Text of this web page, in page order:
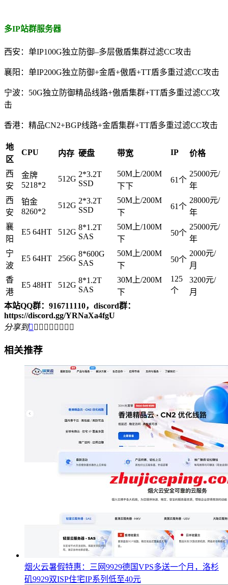
多IP站群服务器
西安：单IP100G独立防御–多层傲盾集群过滤CC攻击
襄阳：单IP200G独立防御+金盾+傲盾+TT盾多重过滤CC攻击
宁波：50G独立防御精品线路+傲盾集群+TT盾多重过滤CC攻
击
香港：精品CN2+BGP线路+金盾集群+TT盾多重过滤CC攻击
地
区
CPU 内存 硬盘 带宽 IP 价格
西
安
金牌
5218*2
512G
2*3.2T
SSD
50M上/200M
下下
61个
25000元/
年
西
安
铂金
8260*2
512G
2*3.2T
SSD
50M上/200M
下
61个
28000元/
年
襄
阳
E5 64HT 512G
8*1.2T
SAS
50M上/100M
下
50个
25000元/
年
宁
波
E5 64HT 256G
8*600G
SAS
50M上/200M
下
50个
2000元/
月
香
港
E5 48HT 512G
8*1.2T
SAS
30M上/200M
下
125
个
3200元/
月
本站QQ群：916711110，discord群：
https://discord.gg/YRNaXa4fgU
分享到        
相关推荐
烟火云暑假特惠：三网9929德国VPS多送一个月，洛杉
矶9929双ISP住宅IP系列低至40元